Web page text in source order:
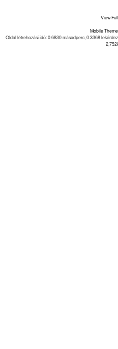
View
Mobile
Oldal létrehozási idõ: 0.6830 másodperc, 0.3368